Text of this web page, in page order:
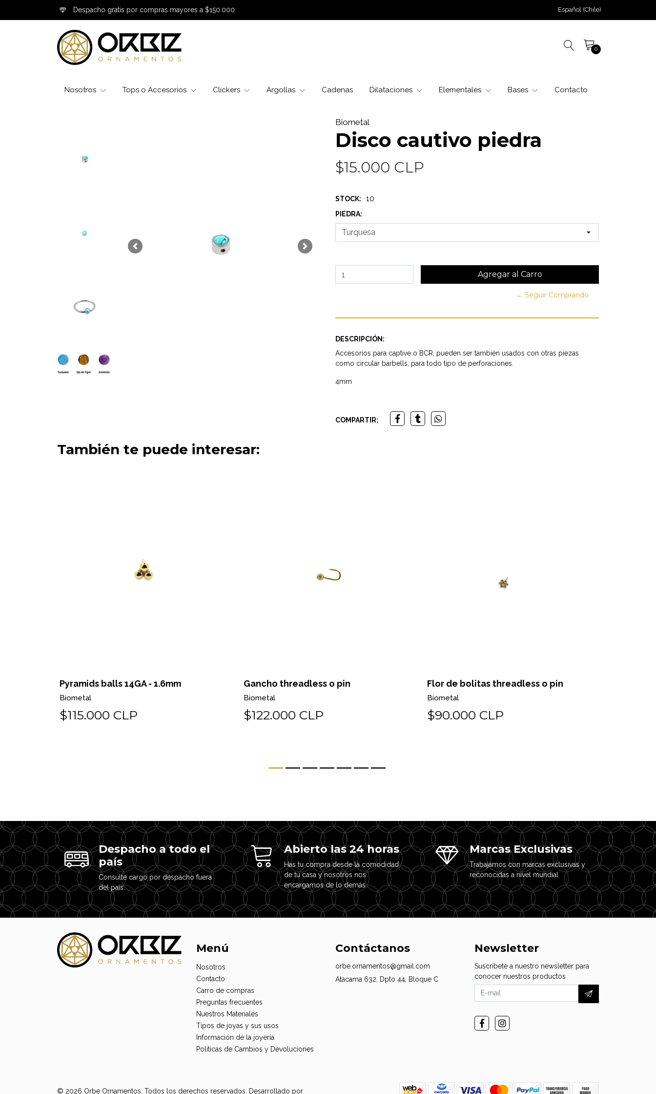
Despacho gratis por compras mayores a $150.000 Español (Chile)
0
Nosotros Tops o Accesorios Clickers Argollas Cadenas Dilataciones Elementales Bases Contacto
Previous Next
Biometal
Disco cautivo piedra
$15.000 CLP
STOCK: 10
PIEDRA:
← Seguir Comprando
DESCRIPCIÓN:
Accesorios para captive o BCR, pueden ser también usados con otras piezas
como circular barbells, para todo tipo de perforaciones.
4mm
COMPARTIR:
También te puede interesar:
Pyramids balls 14GA - 1.6mm
Biometal
$115.000 CLP
Gancho threadless o pin
Biometal
$122.000 CLP
Flor de bolitas threadless o pin
Biometal
$90.000 CLP
Despacho a todo el
país
Consulte cargo por despacho fuera
del país.
Abierto las 24 horas
Has tu compra desde la comodidad
de tu casa y nosotros nos
encargamos de lo demás.
Marcas Exclusivas
Trabajamos con marcas exclusivas y
reconocidas a nivel mundial
Menú
Nosotros
Contacto
Carro de compras
Preguntas frecuentes
Nuestros Materiales
Tipos de joyas y sus usos
Información de la joyería
Politicas de Cambios y Devoluciones
Contáctanos
orbe.ornamentos@gmail.com
Atacama 632, Dpto 44, Bloque C
Newsletter
Suscribete a nuestro newsletter para
conocer nuestros productos
© 2026 Orbe Ornamentos. Todos los derechos reservados. Desarrollado por